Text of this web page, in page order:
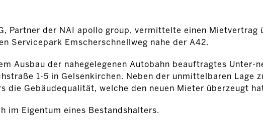
Partner der NAI apollo group, vermittelte einen Mietvertrag
Servicepark Emscherschnellweg nahe der A42.
Ausbau der nahegelegenen Autobahn beauftragtes Unter-
1-5 in Gelsenkirchen. Neben der unmittelbaren Lage
die Gebäudequalität, welche den neuen Mieter überzeugt
im Eigentum eines Bestandshalters.